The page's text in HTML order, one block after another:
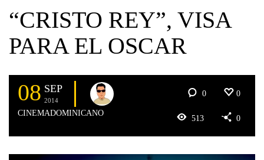
“CRISTO REY”, VISA
PARA EL OSCAR
08 SEP
2014
CINEMADOMINICANO
0 0
513 0